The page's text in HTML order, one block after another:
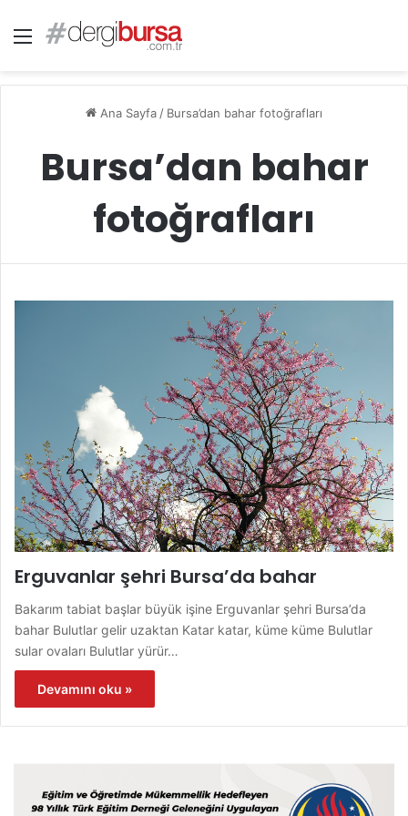
Menü
Ana Sayfa / Bursa’dan bahar fotoğrafları
Bursa’dan bahar
fotoğrafları
Erguvanlar şehri Bursa’da bahar
Bakarım tabiat başlar büyük işine Erguvanlar şehri Bursa’da
bahar Bulutlar gelir uzaktan Katar katar, küme küme Bulutlar
sular ovaları Bulutlar yürür…
Devamını oku »